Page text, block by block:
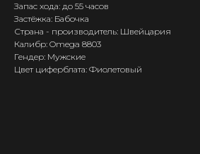
Запас хода: до 55 часов
Застёжка: Бабочка
Страна - производитель: Швейцария
Калибр: Omega 8803
Гендер: Мужские
Цвет циферблата: Фиолетовый